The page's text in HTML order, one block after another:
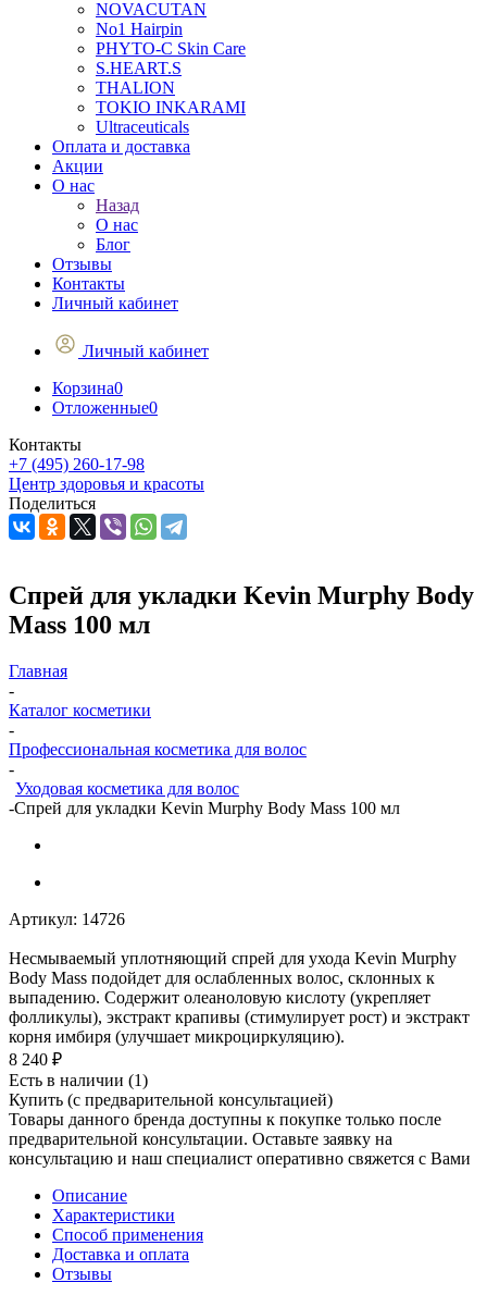
NOVACUTAN
No1 Hairpin
PHYTO-C Skin Care
S.HEART.S
THALION
TOKIO INKARAMI
Ultraceuticals
Оплата и доставка
Акции
О нас
Назад
О нас
Блог
Отзывы
Контакты
Личный кабинет
Личный кабинет
Корзина0
Отложенные0
Контакты
+7 (495) 260-17-98
Центр здоровья и красоты
Поделиться
Спрей для укладки Kevin Murphy Body
Mass 100 мл
Главная
-
Каталог косметики
-
Профессиональная косметика для волос
-
Уходовая косметика для волос
-Спрей для укладки Kevin Murphy Body Mass 100 мл
Артикул: 14726
Несмываемый уплотняющий спрей для ухода Kevin Murphy
Body Mass подойдет для ослабленных волос, склонных к
выпадению. Содержит олеаноловую кислоту (укрепляет
фолликулы), экстракт крапивы (стимулирует рост) и экстракт
корня имбиря (улучшает микроциркуляцию).
8 240 ₽
Есть в наличии (1)
Купить (с предварительной консультацией)
Товары данного бренда доступны к покупке только после
предварительной консультации. Оставьте заявку на
консультацию и наш специалист оперативно свяжется с Вами
Описание
Характеристики
Способ применения
Доставка и оплата
Отзывы